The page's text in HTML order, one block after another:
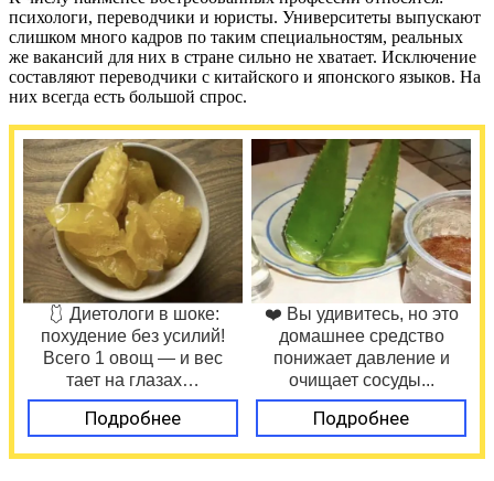
психологи, переводчики и юристы. Университеты выпускают
слишком много кадров по таким специальностям, реальных
же вакансий для них в стране сильно не хватает. Исключение
составляют переводчики с китайского и японского языков. На
них всегда есть большой спрос.
🩱 Диетологи в шоке:
похудение без усилий!
Всего 1 овощ — и вес
тает на глазах…
Подробнее
❤️ Вы удивитесь, но это
домашнее средство
понижает давление и
очищает сосуды...
Подробнее